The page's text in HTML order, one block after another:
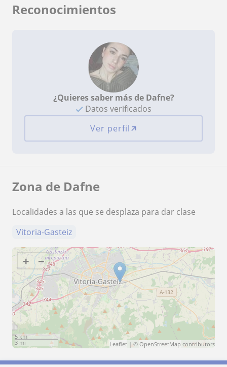
Reconocimientos
¿Quieres saber más de Dafne?
Datos verificados
Ver perfil
Zona de Dafne
Localidades a las que se desplaza para dar clase
Vitoria-Gasteiz
+ −
5 km
3 mi
Leaflet | © OpenStreetMap contributors